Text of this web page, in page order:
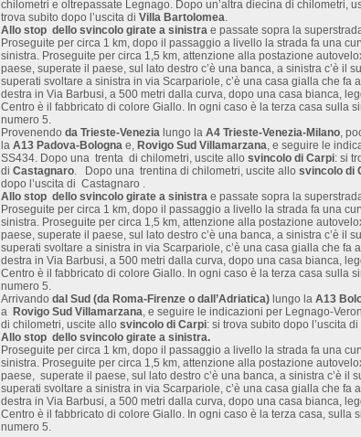
chilometri e oltrepassate Legnago. Dopo un’altra diecina di chilometri,
trova subito dopo l’uscita diVilla Bartolomea.
Allo stop dello svincolo girate a sinistra e passate sopra la
Proseguite per circa 1 km, dopo il passaggio a livello la strada fa una
sinistra. Proseguite per circa 1,5 km, attenzione alla postazione
paese, superate il paese, sul lato destro c’è una banca, a sinistra c’è il
superati svoltare a sinistra in via Scarpariole, c’è una casa gialla che fa
destra in Via Barbusi, a 500 metri dalla curva, dopo una casa bianca,
Centro è il fabbricato di colore Giallo. In ogni caso è la terza casa sulla
numero 5.
Provenendoda Trieste-Venezia lungo laA4 Trieste-Venezia-Milano,
laA13 Padova-Bologna e, Rovigo Sud Villamarzana, e seguire le
SS434. Dopo una trenta di chilometri, uscite allosvincolo di Carpi: si
diCastagnaro. Dopo una trentina di chilometri, uscite allosvincolo di
dopo l’uscita di Castagnaro .
Allo stop dello svincolo girate a sinistra e passate sopra la
Proseguite per circa 1 km, dopo il passaggio a livello la strada fa una
sinistra. Proseguite per circa 1,5 km, attenzione alla postazione
paese, superate il paese, sul lato destro c’è una banca, a sinistra c’è il
superati svoltare a sinistra in via Scarpariole, c’è una casa gialla che fa
destra in Via Barbusi, a 500 metri dalla curva, dopo una casa bianca,
Centro è il fabbricato di colore Giallo. In ogni caso è la terza casa sulla
numero 5.
Arrivandodal Sud (da Roma-Firenze o dall’Adriatica) lungo laA13
a Rovigo Sud Villamarzana, e seguire le indicazioni per Legnago-
di chilometri, uscite allosvincolo di Carpi: si trova subito dopo l’uscita di
Allo stop dello svincolo girate a sinistra.
Proseguite per circa 1 km, dopo il passaggio a livello la strada fa una
sinistra. Proseguite per circa 1,5 km, attenzione alla postazione
paese, superate il paese, sul lato destro c’è una banca, a sinistra c’è il
superati svoltare a sinistra in via Scarpariole, c’è una casa gialla che fa
destra in Via Barbusi, a 500 metri dalla curva, dopo una casa bianca,
Centro è il fabbricato di colore Giallo. In ogni caso è la terza casa, sulla
numero 5.